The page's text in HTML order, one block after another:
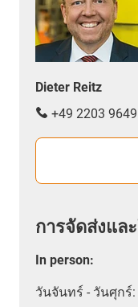
Dieter Reitz
+49 2203
การจัดส่งแล
In person:
วันจันทร์ - วันศุกร์: